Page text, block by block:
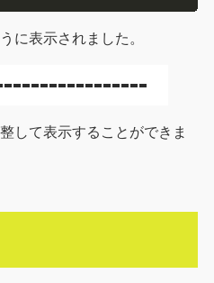
に表示されました。
して表示することができま